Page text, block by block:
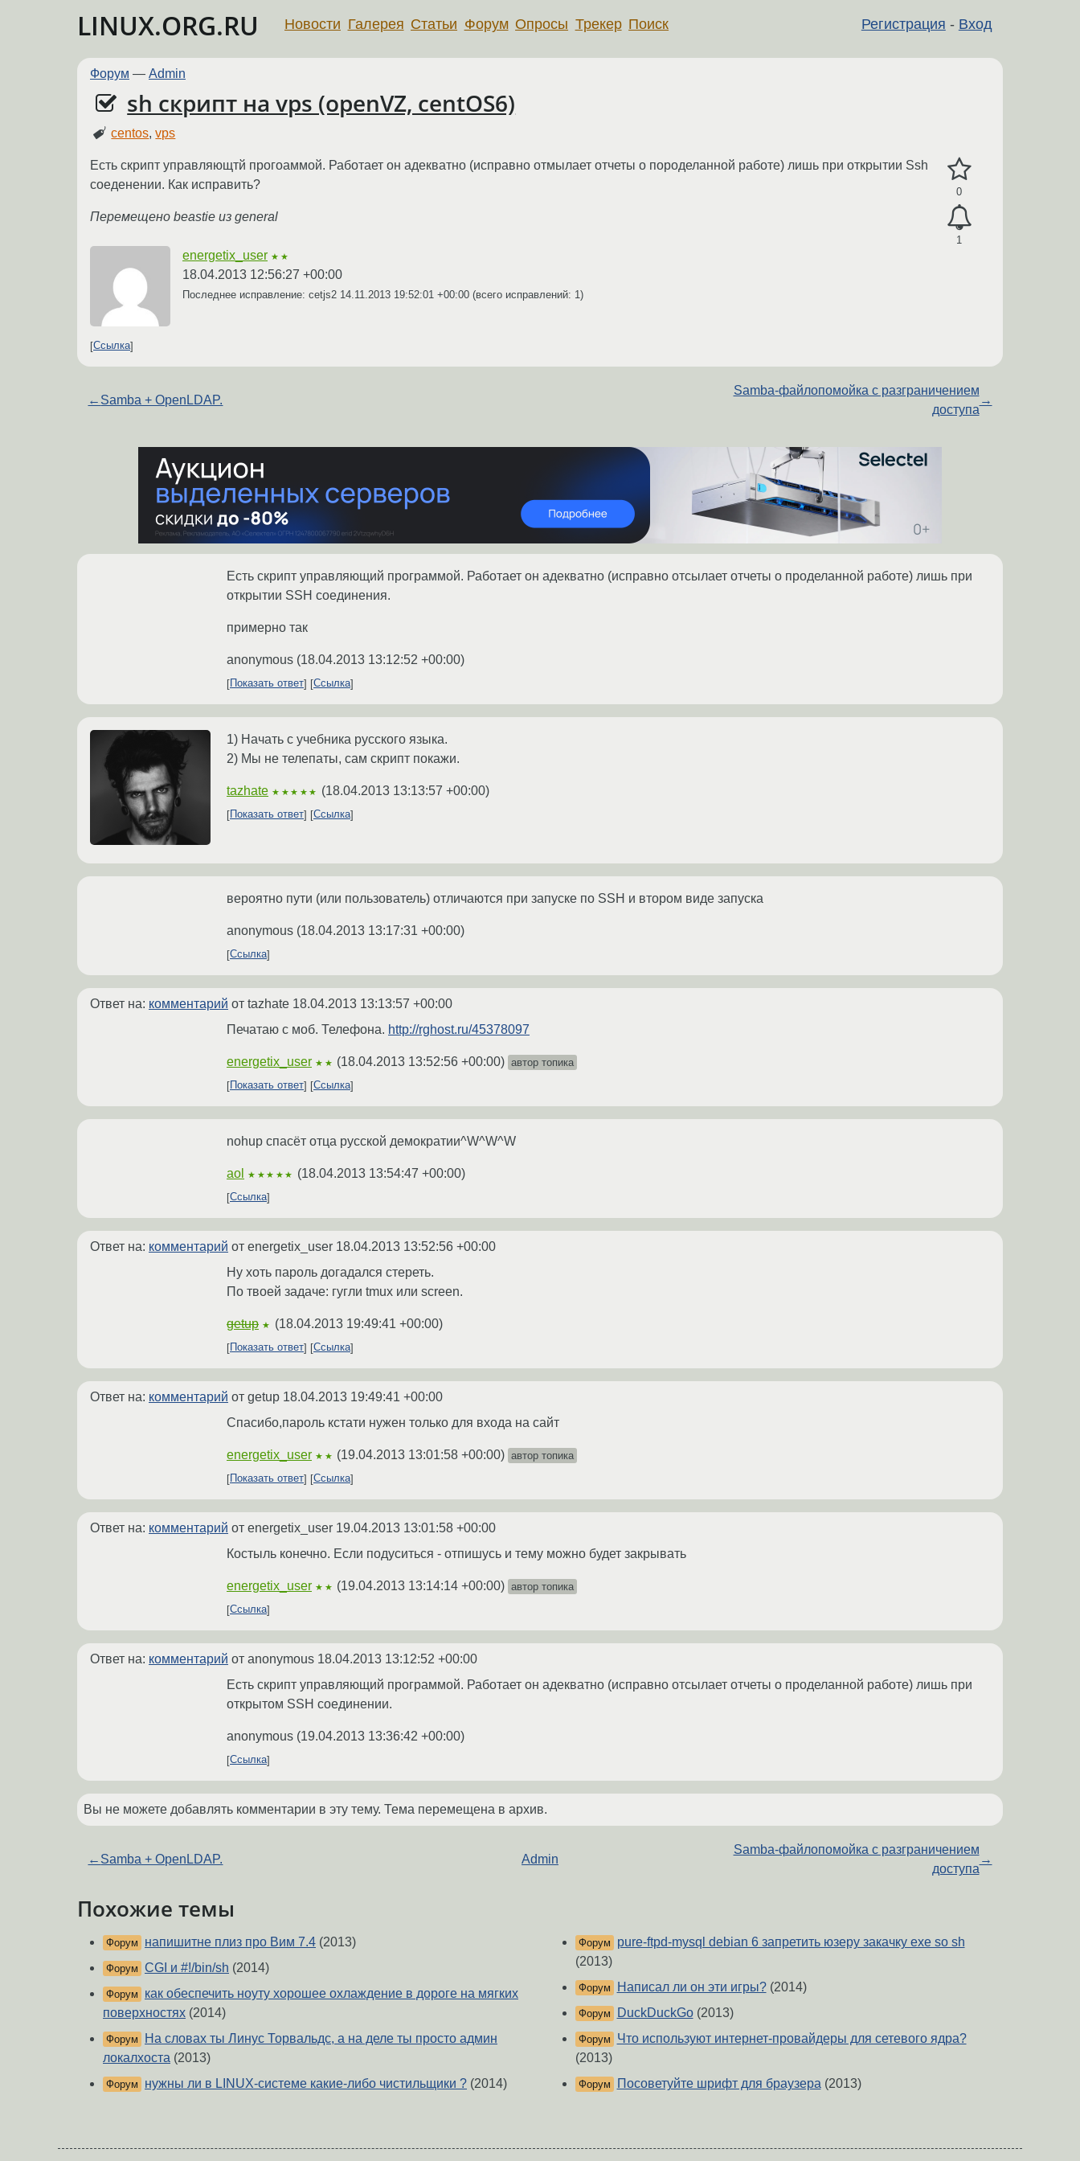
LINUX.ORG.RU Регистрация - Вход
Новости Галерея Статьи Форум Опросы Трекер Поиск
Форум — Admin
sh скрипт на vps (openVZ, centOS6)
centos,vps
0
1
Есть скрипт управляющтй прогоаммой. Работает он адекватно (исправно отмылает отчеты о породеланной работе) лишь при открытии Ssh
соеденении. Как исправить?
Перемещено beastie из general
energetix_user ★★
18.04.2013 12:56:27 +00:00
Последнее исправление: cetjs2 14.11.2013 19:52:01 +00:00 (всего исправлений: 1)
Ссылка
← Samba + OpenLDAP.
Samba-файлопомойка с разграничением
доступа
→
Есть скрипт управляющий программой. Работает он адекватно (исправно отсылает отчеты о проделанной работе) лишь при
открытии SSH соединения.
примерно так
anonymous (18.04.2013 13:12:52 +00:00)
Показать ответ Ссылка
1) Начать с учебника русского языка.
2) Мы не телепаты, сам скрипт покажи.
tazhate ★★★★★ (18.04.2013 13:13:57 +00:00)
Показать ответ Ссылка
вероятно пути (или пользователь) отличаются при запуске по SSH и втором виде запуска
anonymous (18.04.2013 13:17:31 +00:00)
Ссылка
Ответ на: комментарий от tazhate 18.04.2013 13:13:57 +00:00
Печатаю с моб. Телефона. http://rghost.ru/45378097
energetix_user ★★ (18.04.2013 13:52:56 +00:00) автор топика
Показать ответ
Ссылка
nohup спасёт отца русской демократии^W^W^W
aol ★★★★★ (18.04.2013 13:54:47 +00:00)
Ссылка
Ответ на: комментарий от energetix_user 18.04.2013 13:52:56 +00:00
Ну хоть пароль догадался стереть.
По твоей задаче: гугли tmux или screen.
getup ★ (18.04.2013 19:49:41 +00:00)
Показать ответ Ссылка
Ответ на: комментарий от getup 18.04.2013 19:49:41 +00:00
Спасибо,пароль кстати нужен только для входа на сайт
energetix_user ★★ (19.04.2013 13:01:58 +00:00) автор топика
Показать ответ
Ссылка
Ответ на: комментарий от energetix_user 19.04.2013 13:01:58 +00:00
Костыль конечно. Если подуситься - отпишусь и тему можно будет закрывать
energetix_user ★★ (19.04.2013 13:14:14 +00:00) автор топика
Ссылка
Ответ на: комментарий от anonymous 18.04.2013 13:12:52 +00:00
Есть скрипт управляющий программой. Работает он адекватно (исправно отсылает отчеты о проделанной работе) лишь при
открытом SSH соединении.
anonymous (19.04.2013 13:36:42 +00:00)
Ссылка
Вы не можете добавлять комментарии в эту тему. Тема перемещена в архив.
← Samba + OpenLDAP. Admin
Samba-файлопомойка с разграничением
доступа
→
Похожие темы
Форум напишитне плиз про Вим 7.4 (2013)
Форум CGI и #!/bin/sh (2014)
Форум
как обеспечить ноуту хорошее охлаждение в дороге на мягких
поверхностях (2014)
Форум
На словах ты Линус Торвальдс, а на деле ты просто админ
локалхоста (2013)
Форум нужны ли в LINUX-системе какие-либо чистильщики ? (2014)
Форум
pure-ftpd-mysql debian 6 запретить юзеру закачку exe so sh
(2013)
Форум Написал ли он эти игры?(2014)
Форум DuckDuckGo(2013)
Форум
Что используют интернет-провайдеры для сетевого ядра?
(2013)
Форум Посоветуйте шрифт для браузера(2013)